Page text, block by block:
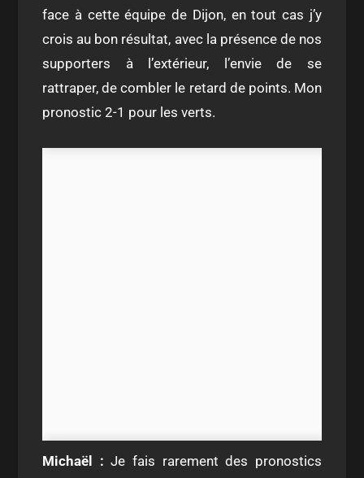
face à cette équipe de Dijon, en tout cas j’y
crois au bon résultat, avec la présence de nos
supporters à l’extérieur, l’envie de se
rattraper, de combler le retard de points. Mon
pronostic 2-1 pour les verts.
Michaël : Je fais rarement des pronostics